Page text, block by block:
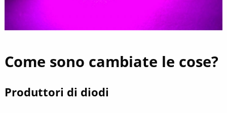
Come sono cambiate le cose?
Produttori di diodi